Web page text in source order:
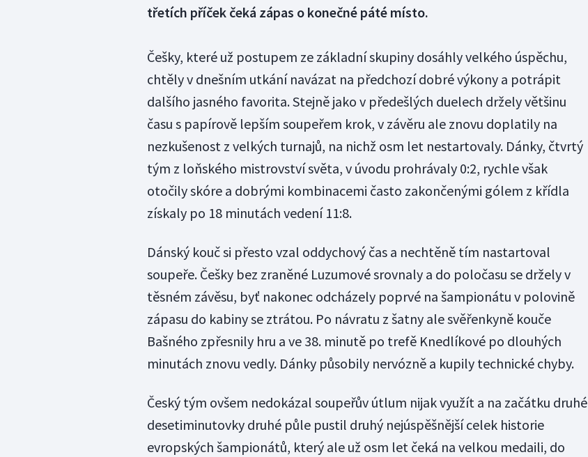
třetích příček čeká zápas o konečné páté místo.
Češky, které už postupem ze základní skupiny dosáhly velkého úspěchu,
chtěly v dnešním utkání navázat na předchozí dobré výkony a potrápit
dalšího jasného favorita. Stejně jako v předešlých duelech držely většinu
času s papírově lepším soupeřem krok, v závěru ale znovu doplatily na
nezkušenost z velkých turnajů, na nichž osm let nestartovaly. Dánky, čtvrtý
tým z loňského mistrovství světa, v úvodu prohrávaly 0:2, rychle však
otočily skóre a dobrými kombinacemi často zakončenými gólem z křídla
získaly po 18 minutách vedení 11:8.
Dánský kouč si přesto vzal oddychový čas a nechtěně tím nastartoval
soupeře. Češky bez zraněné Luzumové srovnaly a do poločasu se držely v
těsném závěsu, byť nakonec odcházely poprvé na šampionátu v polovině
zápasu do kabiny se ztrátou. Po návratu z šatny ale svěřenkyně kouče
Bašného zpřesnily hru a ve 38. minutě po trefě Knedlíkové po dlouhých
minutách znovu vedly. Dánky působily nervózně a kupily technické chyby.
Český tým ovšem nedokázal soupeřův útlum nijak využít a na začátku druhé
desetiminutovky druhé půle pustil druhý nejúspěšnější celek historie
evropských šampionátů, který ale už osm let čeká na velkou medaili, do